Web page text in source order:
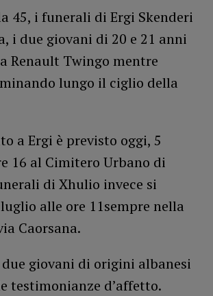
45, i funerali di Ergi Skenderi
i due giovani di 20 e 21 anni
Renault Twingo mentre
lungo il ciglio della
a Ergi è previsto oggi, 5
16 al Cimitero Urbano di
di Xhulio invece si
alle ore 11sempre nella
Caorsana.
giovani di origini albanesi
testimonianze d’affetto.